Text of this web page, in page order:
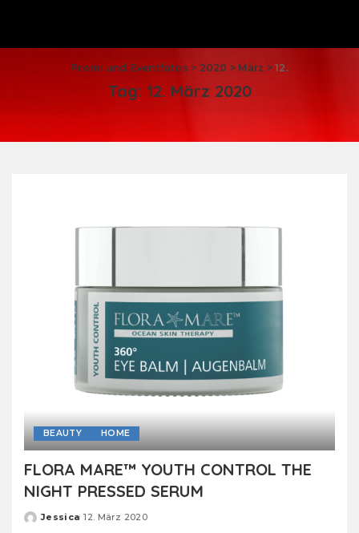
Promi und Eventfotos> 2020 > März >12.
Tag: 12. März 2020
BEAUTY HOME
FLORA MARE™ YOUTH CONTROL THE
NIGHT PRESSED SERUM
Posted
Jessica 12. März 2020